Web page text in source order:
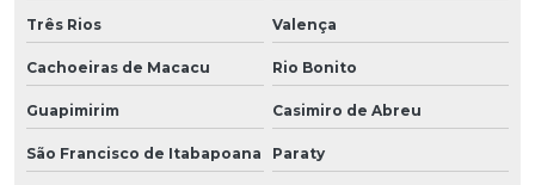
Três Rios Valença
Cachoeiras de Macacu Rio Bonito
Guapimirim Casimiro de Abreu
São Francisco de Itabapoana Paraty